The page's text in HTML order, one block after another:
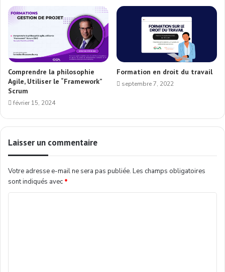
Comprendre la philosophie
Agile, Utiliser le “Framework”
Scrum
février 15, 2024
Formation en droit du travail
septembre 7, 2022
Laisser un commentaire
Votre adresse e-mail ne sera pas publiée. Les champs obligatoires
sont indiqués avec *